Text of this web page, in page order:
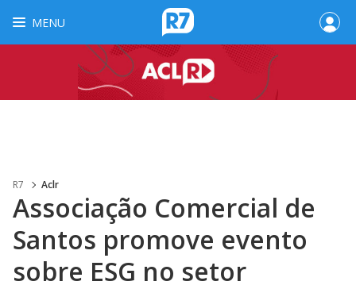
MENU
R7 Aclr
Associação Comercial de
Santos promove evento
sobre ESG no setor